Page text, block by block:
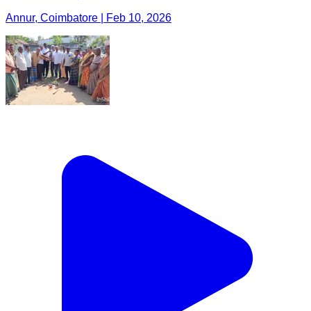
Annur, Coimbatore | Feb 10, 2026